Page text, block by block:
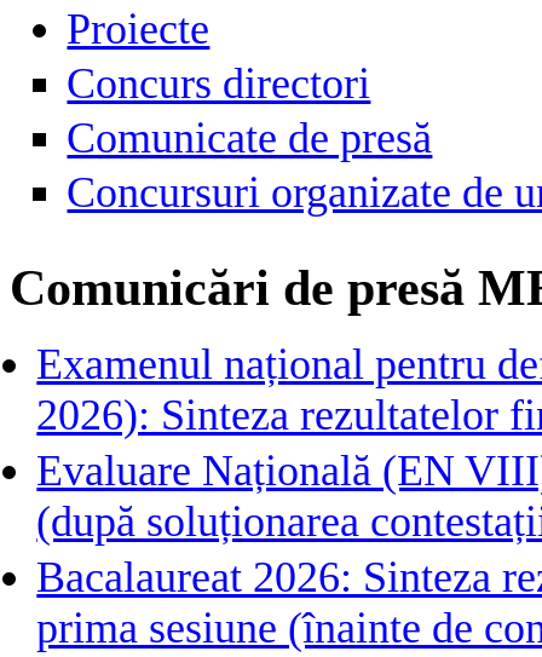
Proiecte
Concurs directori
Comunicate de presă
Concursuri organizate de
Comunicări de presă
Examenul național pentru
2026): Sinteza rezultatelor
Evaluare Națională (EN
(după soluționarea
Bacalaureat 2026: Sinteza
prima sesiune (înainte de